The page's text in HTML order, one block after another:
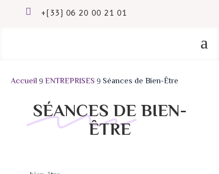
 +(33) 06 20 00 21 01
a
Accueil 9 ENTREPRISES 9 Séances de Bien-Être
SÉANCES DE BIEN-
ÊTRE